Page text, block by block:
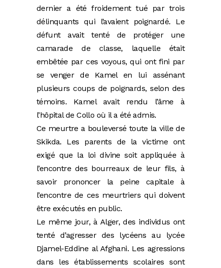
dernier a été froidement tué par trois
délinquants qui l’avaient poignardé. Le
défunt avait tenté de protéger une
camarade de classe, laquelle était
embêtée par ces voyous, qui ont fini par
se venger de Kamel en lui assénant
plusieurs coups de poignards, selon des
témoins. Kamel avait rendu l’âme à
l’hôpital de Collo où il a été admis.
Ce meurtre a bouleversé toute la ville de
Skikda. Les parents de la victime ont
exigé que la loi divine soit appliquée à
l’encontre des bourreaux de leur fils, à
savoir prononcer la peine capitale à
l’encontre de ces meurtriers qui doivent
être exécutés en public.
Le même jour, à Alger, des individus ont
tenté d’agresser des lycéens au lycée
Djamel-Eddine al Afghani. Les agressions
dans les établissements scolaires sont